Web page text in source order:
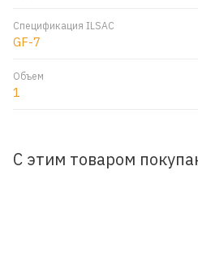
Спецификация ILSAC
GF-7
Объем
1
С этим товаром